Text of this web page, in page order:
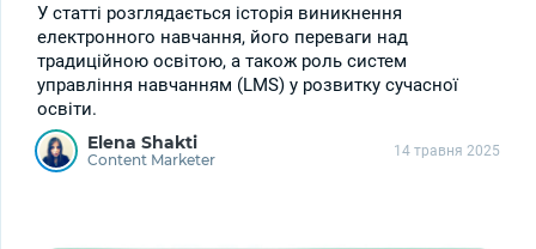
У статті розглядається історія виникнення
електронного навчання, його переваги над
традиційною освітою, а також роль систем
управління навчанням (LMS) у розвитку сучасної
освіти.
Elena Shakti
Content Marketer 14 травня 2025